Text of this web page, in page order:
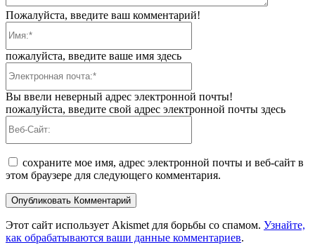
Пожалуйста, введите ваш комментарий!
пожалуйста, введите ваше имя здесь
Вы ввели неверный адрес электронной почты!
пожалуйста, введите свой адрес электронной почты здесь
сохраните мое имя, адрес электронной почты и веб-сайт в
этом браузере для следующего комментария.
Этот сайт использует Akismet для борьбы со спамом. Узнайте,
как обрабатываются ваши данные комментариев.